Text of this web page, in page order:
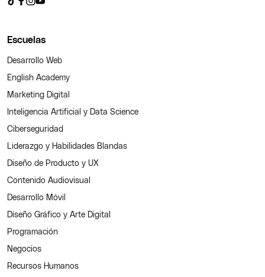
Escuelas
Desarrollo Web
English Academy
Marketing Digital
Inteligencia Artificial y Data Science
Ciberseguridad
Liderazgo y Habilidades Blandas
Diseño de Producto y UX
Contenido Audiovisual
Desarrollo Móvil
Diseño Gráfico y Arte Digital
Programación
Negocios
Recursos Humanos